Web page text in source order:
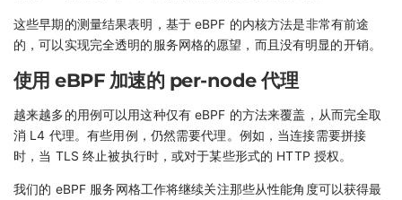
这些早期的测量结果表明，基于 eBPF 的内核方法是非常有前途
的，可以实现完全透明的服务网格的愿望，而且没有明显的开销。
使用 eBPF 加速的 per-node 代理
越来越多的用例可以用这种仅有 eBPF 的方法来覆盖，从而完全取
消 L4 代理。有些用例，仍然需要代理。例如，当连接需要拼接
时，当 TLS 终止被执行时，或对于某些形式的 HTTP 授权。
我们的 eBPF 服务网格工作将继续关注那些从性能角度可以获得最